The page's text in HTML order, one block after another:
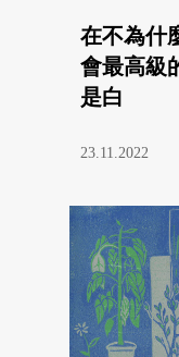
在不為什
會最高級
是白
23.11.2022